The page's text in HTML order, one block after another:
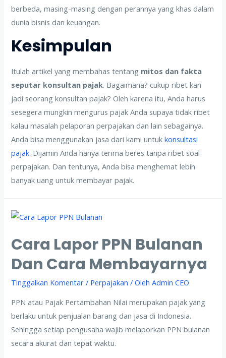
berbeda, masing-masing dengan perannya yang khas dalam
dunia bisnis dan keuangan.
Kesimpulan
Itulah artikel yang membahas tentang mitos dan fakta
seputar konsultan pajak. Bagaimana? cukup ribet kan
jadi seorang konsultan pajak? Oleh karena itu, Anda harus
sesegera mungkin mengurus pajak Anda supaya tidak ribet
kalau masalah pelaporan perpajakan dan lain sebagainya.
Anda bisa menggunakan jasa dari kami untukkonsultasi
pajak. Dijamin Anda hanya terima beres tanpa ribet soal
perpajakan. Dan tentunya, Anda bisa menghemat lebih
banyak uang untuk membayar pajak.
Cara Lapor PPN Bulanan
Dan Cara Membayarnya
Tinggalkan Komentar / Perpajakan / OlehAdmin CEO
PPN atau Pajak Pertambahan Nilai merupakan pajak yang
berlaku untuk penjualan barang dan jasa di Indonesia.
Sehingga setiap pengusaha wajib melaporkan PPN bulanan
secara akurat dan tepat waktu.